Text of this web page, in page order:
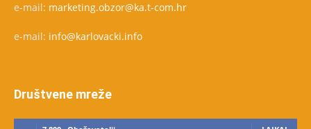
e-mail: marketing.obzor@ka.t-com.hr
e-mail: info@karlovacki.info
Društvene mreže